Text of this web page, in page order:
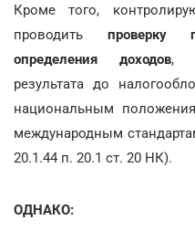
Кроме того,
проводить проверку
определения доходов,
результата до
национальным
международным
20.1.44 п. 20.1 ст. 20 НК).
ОДНАКО: